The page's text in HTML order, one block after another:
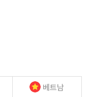
베트남